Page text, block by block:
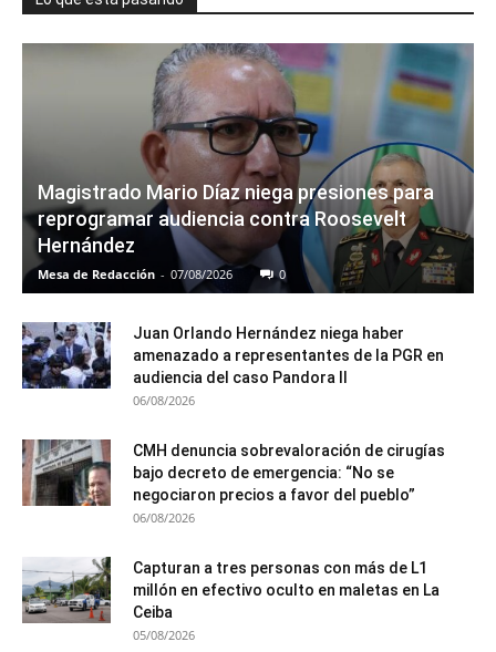
Magistrado Mario Díaz niega presiones para
reprogramar audiencia contra Roosevelt
Hernández
Mesa de Redacción - 07/08/2026 0
Juan Orlando Hernández niega haber
amenazado a representantes de la PGR en
audiencia del caso Pandora II
06/08/2026
CMH denuncia sobrevaloración de cirugías
bajo decreto de emergencia: “No se
negociaron precios a favor del pueblo”
06/08/2026
Capturan a tres personas con más de L1
millón en efectivo oculto en maletas en La
Ceiba
05/08/2026